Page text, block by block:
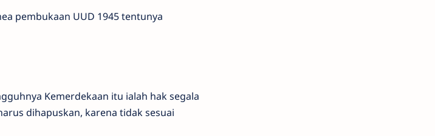
pembukaan UUD 1945 tentunya
Kemerdekaan itu ialah hak segala
dihapuskan, karena tidak sesuai